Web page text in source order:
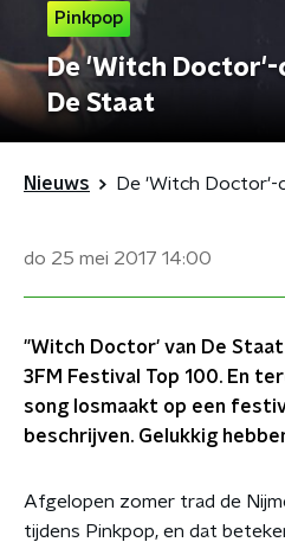
Pinkpop
De 'Witch
De Staat
Nieuws De 'Witch Doctor'-
do 25 mei 2017 14:00
"Witch Doctor' van De
3FM Festival Top 100. En
song losmaakt op een
beschrijven. Gelukkig
Afgelopen zomer trad de
tijdens Pinkpop, en dat